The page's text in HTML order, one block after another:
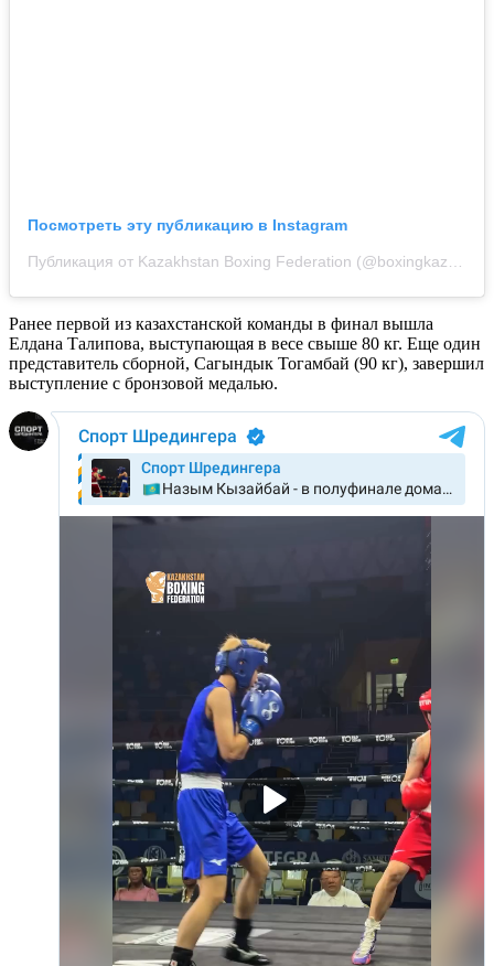
Посмотреть эту публикацию в Instagram
Публикация от Kazakhstan Boxing Federation (@boxingkazakhstan)
Ранее первой из казахстанской команды в финал вышла
Елдана Талипова, выступающая в весе свыше 80 кг. Еще один
представитель сборной, Сагындык Тогамбай (90 кг), завершил
выступление с бронзовой медалью.